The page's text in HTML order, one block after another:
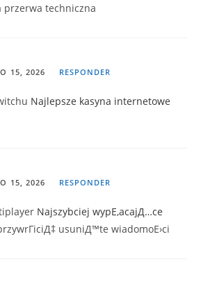
przerwa techniczna
15, 2026 RESPONDER
Najlepsze kasyna internetowe
15, 2026 RESPONDER
Najszybciej wypЕ‚acajД…ce
usuniД™te wiadomoЕ›ci